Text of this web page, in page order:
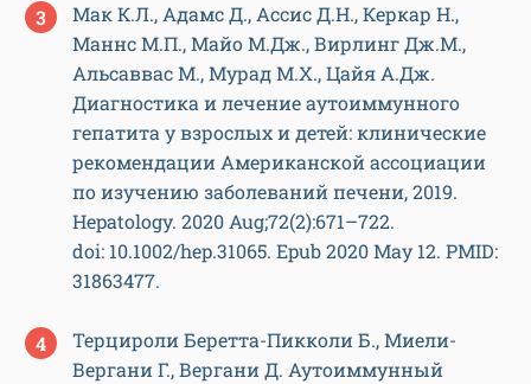
Мак К.Л., Адамс Д., Ассис Д.Н., Керкар Н.,
Маннс М.П., Майо М.Дж., Вирлинг Дж.М.,
Альсаввас М., Мурад М.Х., Цайя А.Дж.
Диагностика и лечение аутоиммунного
гепатита у взрослых и детей: клинические
рекомендации Американской ассоциации
по изучению заболеваний печени, 2019.
Hepatology. 2020 Aug;72(2):671–722.
doi: 10.1002/hep.31065. Epub 2020 May 12. PMID:
31863477.
Терцироли Беретта-Пикколи Б., Миели-
Вергани Г., Вергани Д. Аутоиммунный